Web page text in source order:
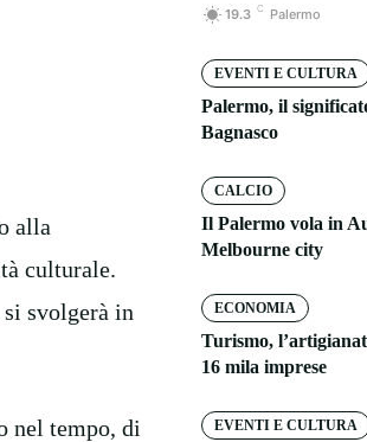
alla
culturale.
svolgerà in
nel tempo, di
19.3 C Palermo
EVENTI E CULTURA
Palermo, il
Bagnasco
CALCIO
Il Palermo vola in
Melbourne city
ECONOMIA
Turismo,
16 mila imprese
EVENTI E CULTURA